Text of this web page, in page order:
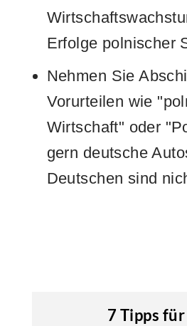
Erfolge polnischer
Nehmen Sie
Vorurteilen wie
Wirtschaft" oder
gern deutsche
Deutschen sind